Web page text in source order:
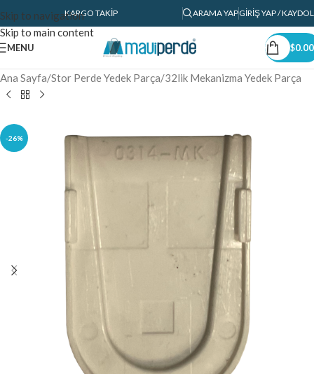
Skip to navigation
Skip to main content
KARGO TAKIP ARAMA YAPGIRIŞ YAP / KAYDOL
MENU $0.00
Ana Sayfa/Stor Perde Yedek Parça/32lik Mekanizma Yedek Parça
-26%